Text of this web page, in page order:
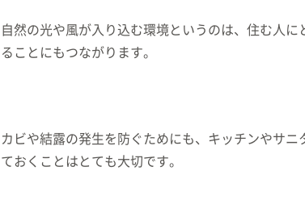
自然の光や風が入り込む環境というのは、住む人
ることにもつながります。
カビや結露の発生を防ぐためにも、キッチンやサ
ておくことはとても大切です。